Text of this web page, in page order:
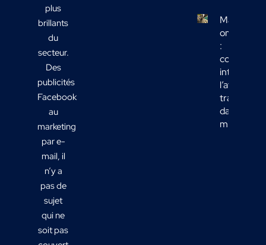
plus
brillants
du
secteur.
Des
publicités
Facebook
au
marketing
par e-
mail, il
n’y a
pas de
sujet
qui ne
soit pas
Marketing
omnicanal
:
comment
intégrer
l’affichage
transport
dans votre
mix média